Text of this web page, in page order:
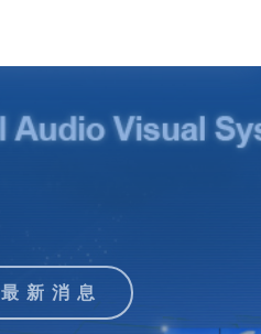
最 新 消 息